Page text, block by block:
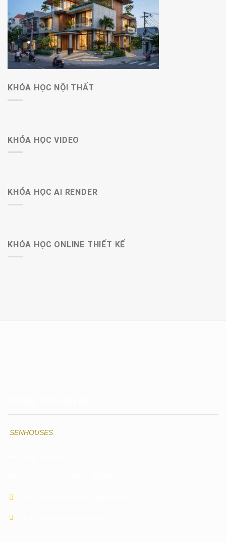
KHÓA HỌC NỘI THẤT
KHÓA HỌC VIDEO
KHÓA HỌC AI RENDER
KHÓA HỌC ONLINE THIẾT KẾ
SENHOUSES